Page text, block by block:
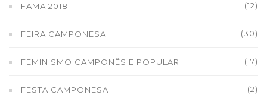
FAMA 2018 (12)
FEIRA CAMPONESA (30)
FEMINISMO CAMPONÊS E POPULAR (17)
FESTA CAMPONESA (2)